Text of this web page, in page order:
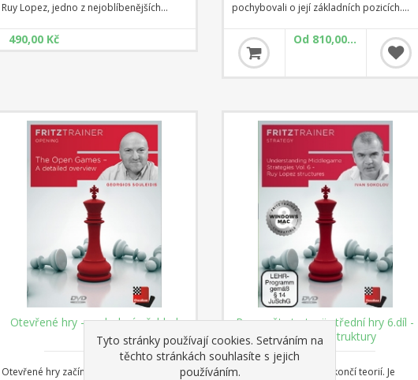
Ruy Lopez, jedno z nejoblíbenějších
šachových zahájení. Namísto rozboru
osvědčených hlavních linií se zaměřují na
Ať už hrajete bílými nebo černými, po
prostudování této knihy budete
sebevědomí a plně vyzbrojení a vaši
soupeři se budou krýt!
490,00 Kč
pochybovali o její základních pozicích.
Zahájení bylo populární zejména v 19.
století, po té však ztratilo přízeň, protože
hlavní myšlenka - brzká ztráta centrálního
napětí dávala černému možnost vyrovnat
jazyk proti nestárnoucí Španělské. Ve
svém prvním Fritz-Trainer programu,
Parimarjan Negi se dívá na poslední
revoluci v teorii Skotské, že se úplně
změnili plány bílého
Od 810,00 Kč
Otevřené hry - podrobný přehled
Otevřené hry začínají po tazích 1.e4 e5.
Rozumět strategii střední hry 6.díl -
Ruy Lopez Struktury
Pochopení zahájení nekončí teorií. Je
Tyto stránky používají cookies. Setrváním na
těchto stránkách souhlasíte s jejich
používáním.